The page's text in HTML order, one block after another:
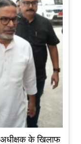
अधीक्षक के खिलाफ